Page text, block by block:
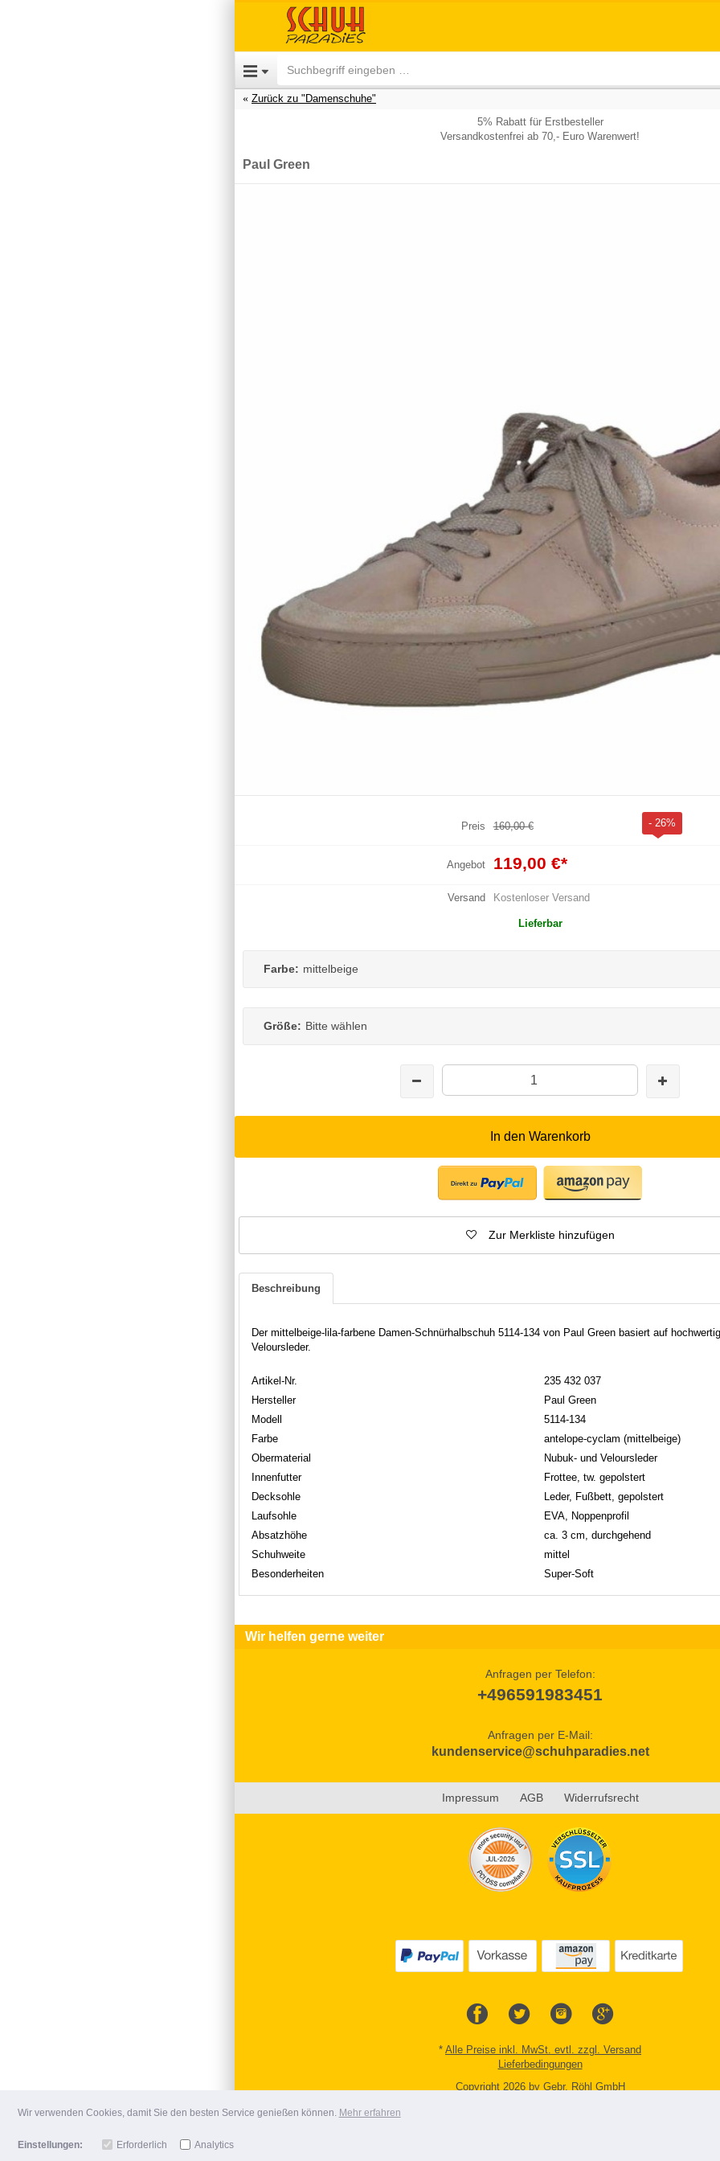
Wir verwenden Cookies, damit Sie den besten Service genießen können. Mehr erfahren
Einstellungen: Erforderlich Analytics
Zurück zu "Damenschuhe"
5% Rabatt für Erstbesteller
Versandkostenfrei ab 70,- Euro Warenwert!
Paul Green
Preis 160,00 € - 26%
Angebot 119,00 €*
Versand Kostenloser Versand
Lieferbar
Farbe: mittelbeige
Größe: Bitte wählen
In den Warenkorb
Zur Merkliste hinzufügen
Beschreibung
Der mittelbeige-lila-farbene Damen-Schnürhalbschuh 5114-134 von Paul Green basiert auf
Veloursleder.
Artikel-Nr.
235 432 037
Hersteller
Paul Green
Modell
5114-134
Farbe
antelope-cyclam (mittelbeige)
Obermaterial
Nubuk- und Veloursleder
Innenfutter
Frottee, tw. gepolstert
Decksohle
Leder, Fußbett, gepolstert
Laufsohle
EVA, Noppenprofil
Absatzhöhe
ca. 3 cm, durchgehend
Schuhweite
mittel
Besonderheiten
Super-Soft
Wir helfen gerne weiter
Anfragen per Telefon:
+496591983451
Anfragen per E-Mail:
kundenservice@schuhparadies.net
Impressum AGB Widerrufsrecht
* Alle Preise inkl. MwSt. evtl. zzgl. Versand
Lieferbedingungen
Copyright 2026 by Gebr. Röhl GmbH